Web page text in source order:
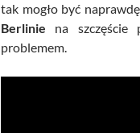
tak mogło być
Berlinie na szczęście
problemem.